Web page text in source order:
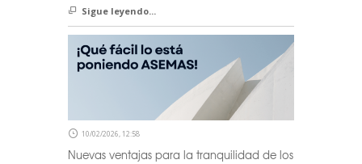
Sigue leyendo...
10/02/2026, 12:58
Nuevas ventajas para la tranquilidad de los